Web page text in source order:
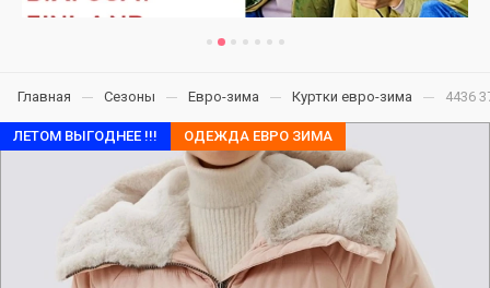
Главная Сезоны Евро-зима Куртки евро-зима 4436
ЛЕТОМ ВЫГОДНЕЕ !!! ОДЕЖДА ЕВРО ЗИМА